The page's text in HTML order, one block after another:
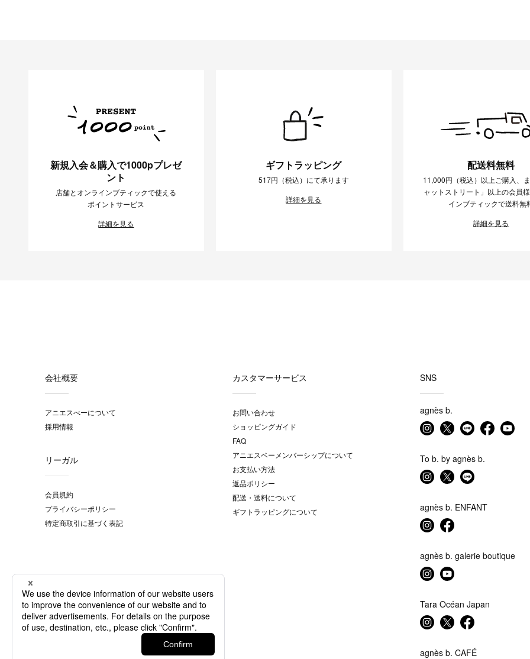
新規入会＆購入で1000pプレゼ
ント
店舗とオンラインブティックで使える
ポイントサービス
詳細を見る
ギフトラッピング
517円（税込）にて承ります
詳細を見る
配送料無料
11,000円（税込）以上ご購入、
ャットストリート」以上の会員
インブティックで送料無
詳細を見る
会社概要
アニエスべーについて
採用情報
リーガル
会員規約
プライバシーポリシー
特定商取引に基づく表記
カスタマーサービス
お問い合わせ
ショッピングガイド
FAQ
アニエスベーメンバーシップについて
お支払い方法
返品ポリシー
配送・送料について
ギフトラッピングについて
SNS
agnès b.
To b. by agnès b.
agnès b. ENFANT
agnès b. galerie boutique
Tara Océan Japan
agnès b. CAFÉ